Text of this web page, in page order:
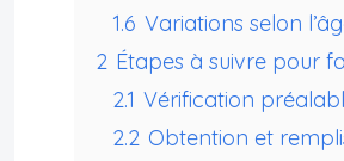
1.6 Variations selon
2 Étapes à suivre pour
2.1 Vérification
2.2 Obtention et